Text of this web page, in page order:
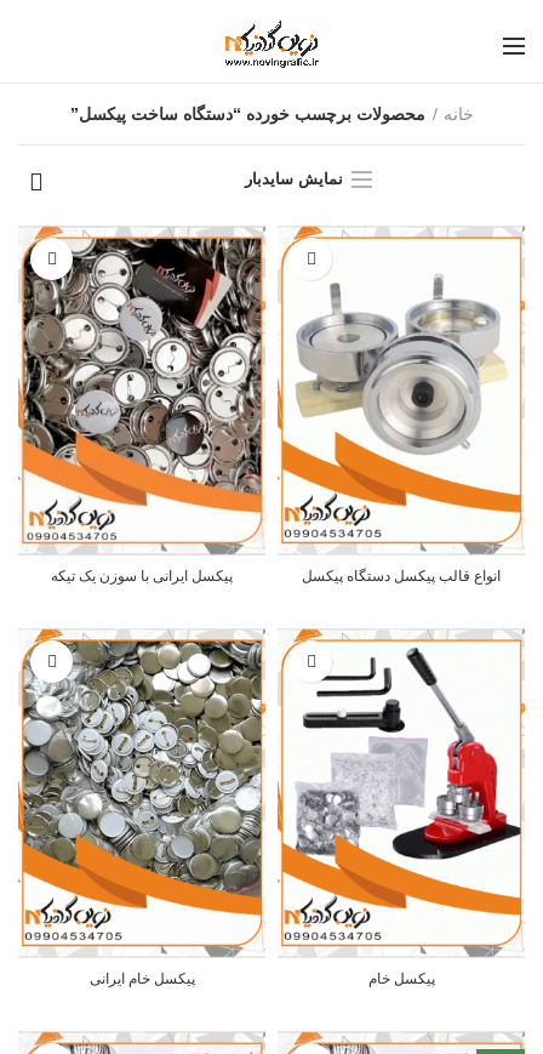
خانه محصولات برچسب خورده “دستگاه ساخت پیکسل”
نمایش سایدبار
انواع قالب پیکسل دستگاه پیکسل پیکسل ایرانی با سوزن یک تیکه
پیکسل خام پیکسل خام ایرانی